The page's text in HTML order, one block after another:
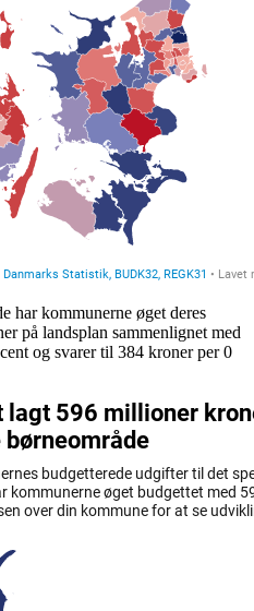
har kommunerne øget deres
på landsplan sammenlignet med
og svarer til 384 kroner per 0